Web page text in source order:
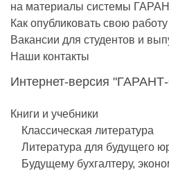
на материалы системы
Как опубликовать свою
Вакансии для студентов и
Наши контакты
Интернет-версия
Книги и учебники
Классическая литература
Литература для будущего
Будущему бухгалтеру,